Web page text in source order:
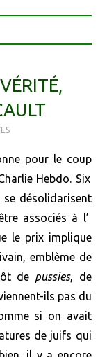
pour le coup
Hebdo. Six
désolidarisent
associés à l’
le prix implique
emblème de
de pussies, de
ils pas du
si on avait
de juifs qui